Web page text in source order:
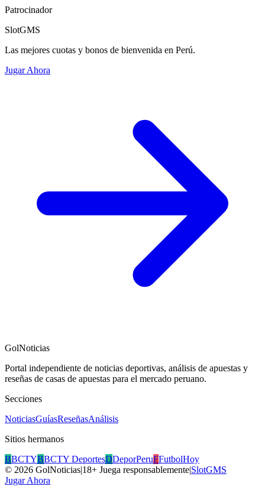
Patrocinador
SlotGMS
Las mejores cuotas y bonos de bienvenida en Perú.
Jugar Ahora
GolNoticias
Portal independiente de noticias deportivas, análisis de apuestas y
reseñas de casas de apuestas para el mercado peruano.
Secciones
NoticiasGuíasReseñasAnálisis
Sitios hermanos
BBCTYBBCTY DeportesDDeporPeruFFutbolHoy
© 2026 GolNoticias|18+ Juega responsablemente|SlotGMS
Jugar Ahora